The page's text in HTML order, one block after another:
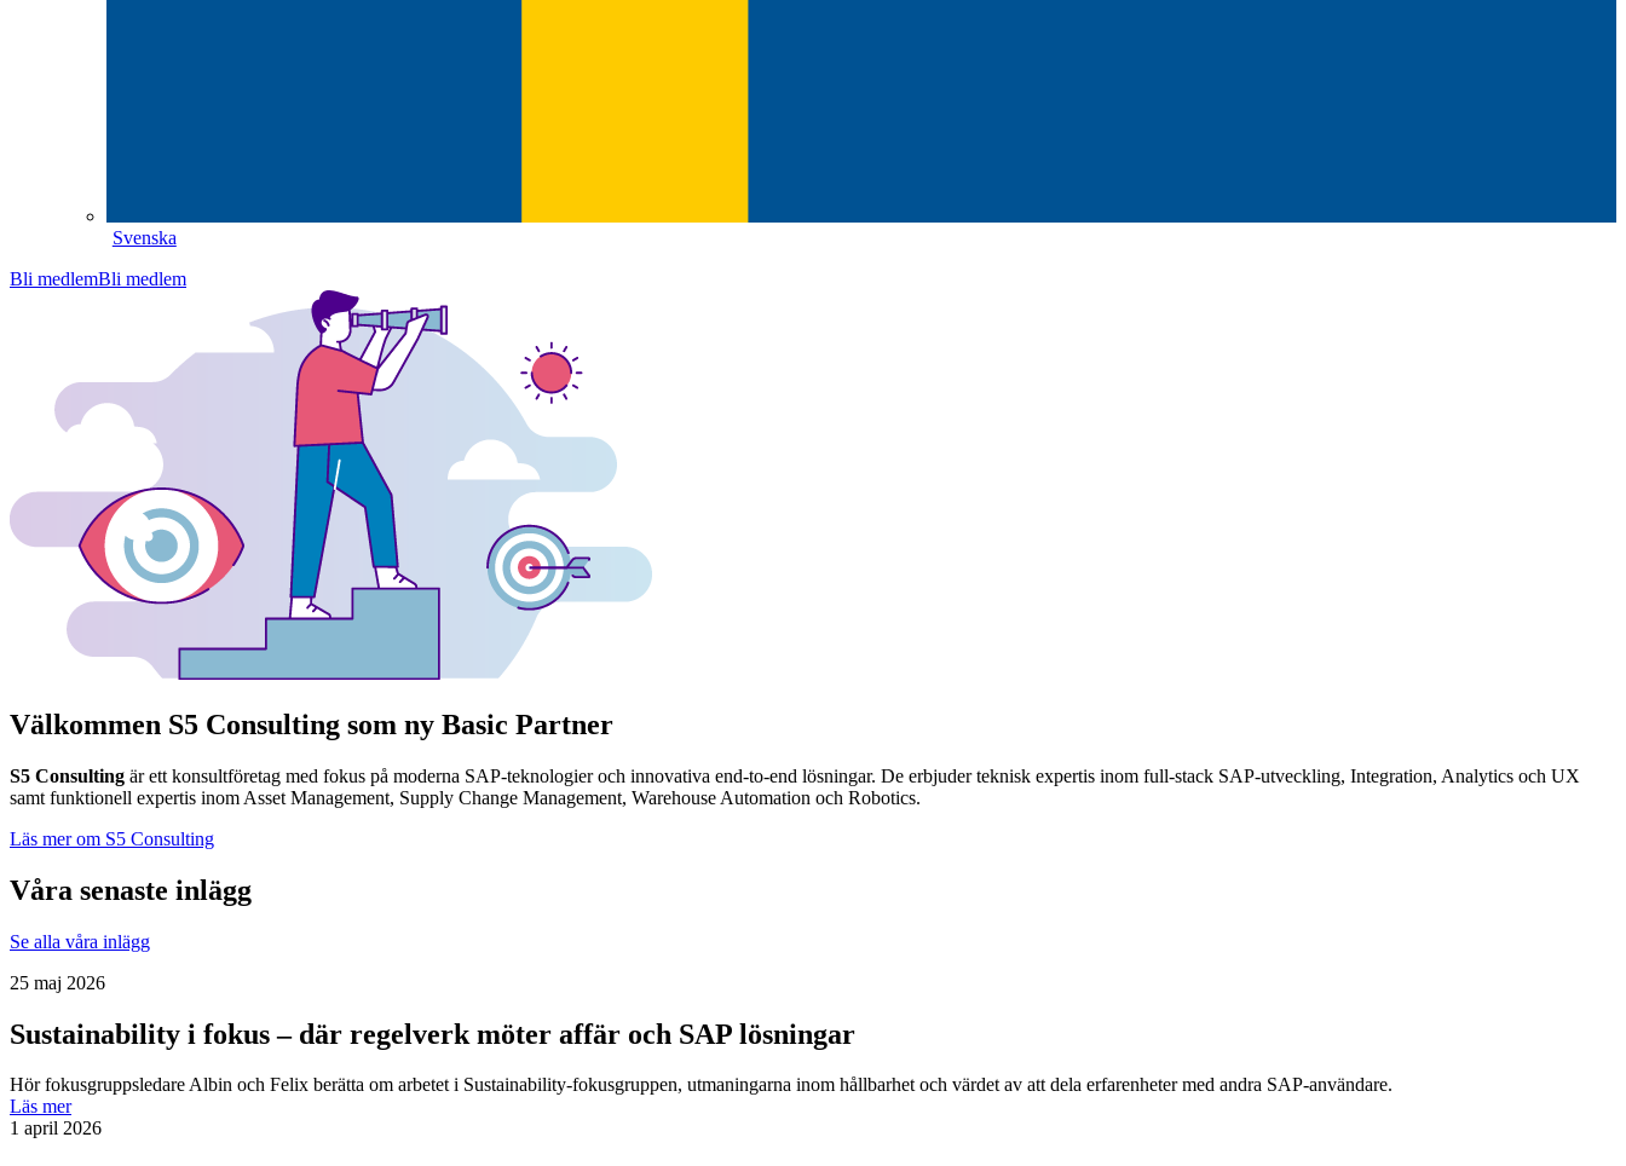
Svenska
Bli medlemBli medlem
Välkommen S5 Consulting som ny Basic Partner
S5 Consulting är ett konsultföretag med fokus på moderna SAP-teknologier och innovativa end-to-end lösningar. De erbjuder teknisk expertis inom full-stack SAP-utveckling, Integration, Analytics och UX
samt funktionell expertis inom Asset Management, Supply Change Management, Warehouse Automation och Robotics.
Läs mer om S5 Consulting
Våra senaste inlägg
Se alla våra inlägg
25 maj 2026
Sustainability i fokus – där regelverk möter affär och SAP lösningar
Hör fokusgruppsledare Albin och Felix berätta om arbetet i Sustainability-fokusgruppen, utmaningarna inom hållbarhet och värdet av att dela erfarenheter med andra SAP-användare.
Läs mer
1 april 2026